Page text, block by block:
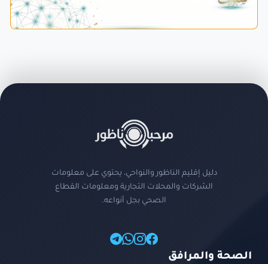
دليل إقليم الناظور والنواحي، يحتوي على معلومات
الشركات والمحلات التجارية ومعلومات القطاع
الصحي بجل أنواعه.
الصحة والمرافق